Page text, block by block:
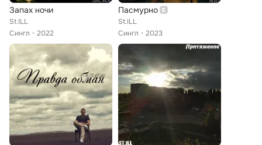
Запах ночи
St.ILL
Сингл
2022
Пасмурно
St.ILL
Сингл
2023